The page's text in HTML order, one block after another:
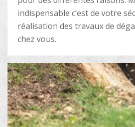
indispensable c’est de votre
réalisation des travaux de
chez vous.